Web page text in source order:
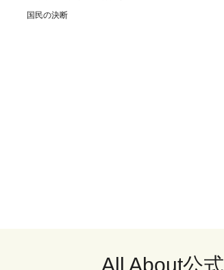
国民の決断
All About公